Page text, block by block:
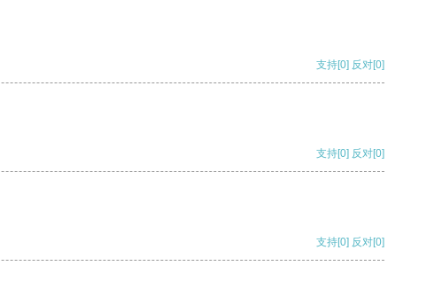
支持[0] 反对[0]
支持[0] 反对[0]
支持[0] 反对[0]